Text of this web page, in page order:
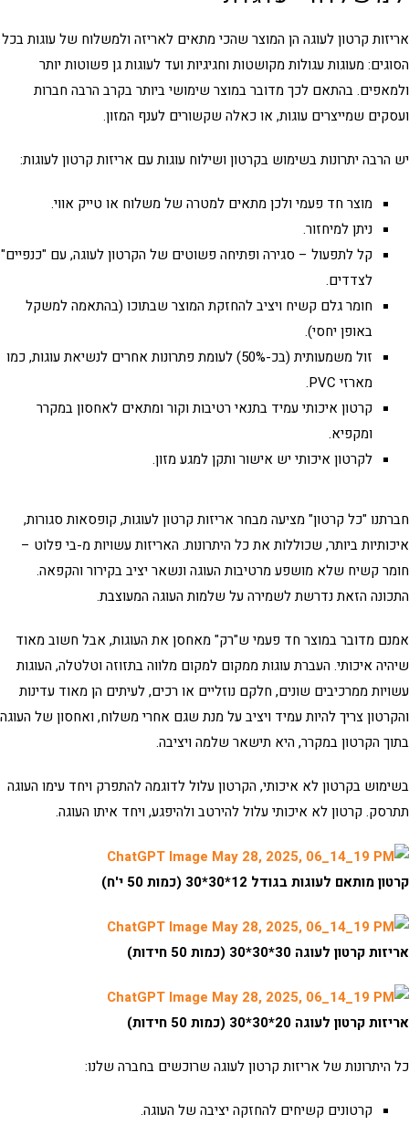
קרטון לעוגההן המוצר שהכי מתאים לאריזה ולמשלוח של עוגות בכל
מעוגות עגולות מקושטות וחגיגיות ועד לעוגות גן פשוטות יותר
בהתאם לכך מדובר במוצר שימושי ביותר בקרב הרבה חברות
שמייצרים עוגות, או כאלה שקשורים לענף המזון.
יתרונות בשימוש בקרטון ושילוח עוגות עםאריזות קרטון לעוגות:
מוצר חד פעמי ולכן מתאים למטרה של משלוח או טייק אווי.
ניתן למיחזור.
קל לתפעול – סגירה ופתיחה פשוטים של הקרטון לעוגה, עם "כנפיים"
לצדדים.
חומר גלם קשיח ויציב להחזקת המוצר שבתוכו (בהתאמה למשקל
באופן יחסי).
זול משמעותית (בכ-50%) לעומת פתרונות אחרים לנשיאת עוגות, כמו
מארזי PVC.
קרטון איכותי עמיד בתנאי רטיבות וקור ומתאים לאחסון במקרר
ומקפיא.
לקרטון איכותי יש אישור ותקן למגע מזון.
"כל קרטון" מציעה מבחראריזות קרטון לעוגות, קופסאות סגורות,
ביותר, שכוללות את כל היתרונות. האריזות עשויותמ-בי פלוט –
קשיח שלא מושפע מרטיבות העוגה ונשאר יציב בקירור והקפאה.
הזאת נדרשת לשמירה על שלמות העוגה המעוצבת.
מדובר במוצר חד פעמי ש"רק" מאחסן את העוגות, אבל חשוב מאוד
איכותי. העברת עוגות ממקום למקום מלווה בתזוזה וטלטלה, העוגות
ממרכיבים שונים, חלקם נוזליים או רכים, לעיתים הן מאוד עדינות
צריך להיות עמיד ויציב על מנת שגם אחרי משלוח, ואחסון של העוגה
הקרטון במקרר, היא תישאר שלמה ויציבה.
בקרטון לא איכותי, הקרטון עלול לדוגמה להתפרק ויחד עימו העוגה
קרטון לא איכותי עלול להירטב ולהיפגע, ויחד איתו העוגה.
מותאם לעוגות בגודל 12*30*30 (כמות 50 י'ח)
קרטון לעוגה 30*30*30 (כמות 50 חידות)
קרטון לעוגה 20*30*30 (כמות 50 חידות)
שלאריזות קרטון לעוגהשרוכשים בחברה שלנו:
קרטונים קשיחים להחזקה יציבה של העוגה.